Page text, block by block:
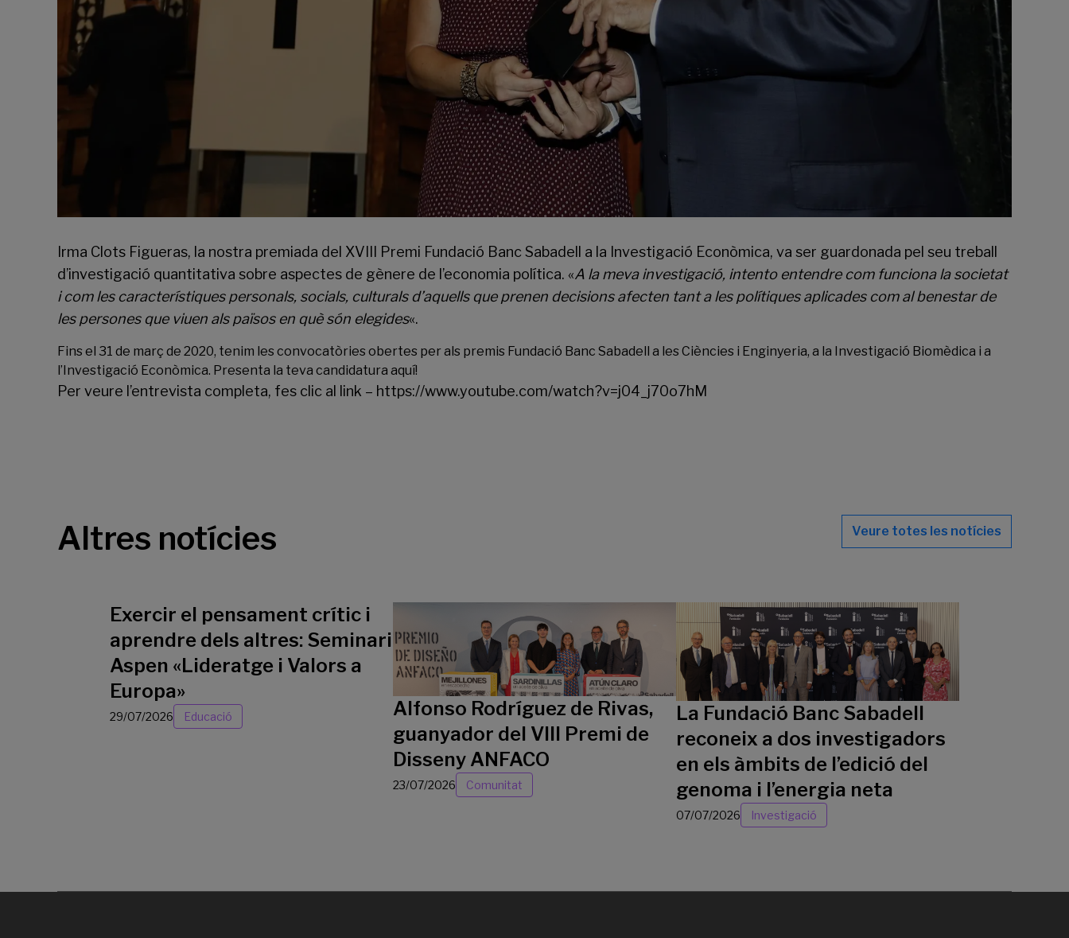
Irma Clots Figueras, la nostra premiada del XVIII Premi Fundació Banc Sabadell a la Investigació Econòmica, va ser guardonada pel seu treball
d’investigació quantitativa sobre aspectes de gènere de l’economia política. «A la meva investigació, intento entendre com funciona la societat
i com les característiques personals, socials, culturals d’aquells que prenen decisions afecten tant a les polítiques aplicades com al benestar de
les persones que viuen als països en què són elegides«.
Fins el 31 de març de 2020, tenim les convocatòries obertes per als premis Fundació Banc Sabadell a les Ciències i Enginyeria, a la Investigació Biomèdica i a
l’Investigació Econòmica. Presenta la teva candidatura aquí!
Per veure l’entrevista completa, fes clic al link – https://www.youtube.com/watch?v=j04_j70o7hM
Altres notícies Veure totes les notícies
Exercir el pensament crític i
aprendre dels altres: Seminari
Aspen «Lideratge i Valors a
Europa»
29/07/2026 Educació
Alfonso Rodríguez de Rivas,
guanyador del VIII Premi de
Disseny ANFACO
23/07/2026 Comunitat
La Fundació Banc Sabadell
reconeix a dos investigadors
en els àmbits de l’edició del
genoma i l’energia neta
07/07/2026 Investigació